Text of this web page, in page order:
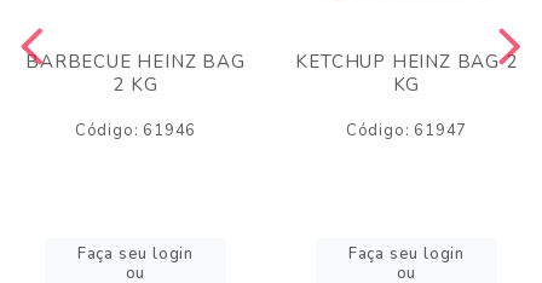
BARBECUE HEINZ BAG
2 KG
Código: 61946
Faça seu login
ou
KETCHUP HEINZ BAG 2
KG
Código: 61947
Faça seu login
ou